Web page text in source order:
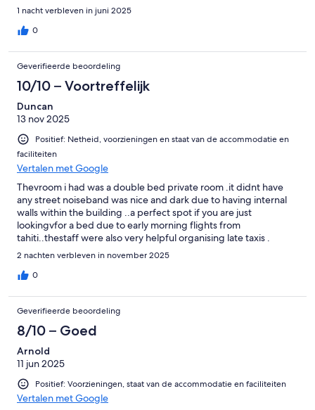
1 nacht verbleven in juni 2025
0
Geverifieerde beoordeling
10/10 – Voortreffelijk
Duncan
13 nov 2025
Positief: Netheid, voorzieningen en staat van de accommodatie en
faciliteiten
Vertalen met Google
Thevroom i had was a double bed private room .it didnt have
any street noiseband was nice and dark due to having internal
walls within the building ..a perfect spot if you are just
lookingvfor a bed due to early morning flights from
tahiti..thestaff were also very helpful organising late taxis .
Highly recomend...its also near the port good if u want to whale
2 nachten verbleven in november 2025
0
Geverifieerde beoordeling
8/10 – Goed
Arnold
11 jun 2025
Positief: Voorzieningen, staat van de accommodatie en faciliteiten
Vertalen met Google